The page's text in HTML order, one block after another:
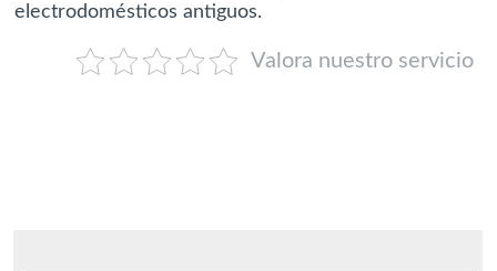
electrodomésticos antiguos.
Valora nuestro servicio